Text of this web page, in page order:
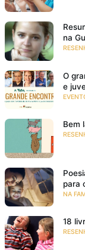
na
O
e
Bem
para
NA
18